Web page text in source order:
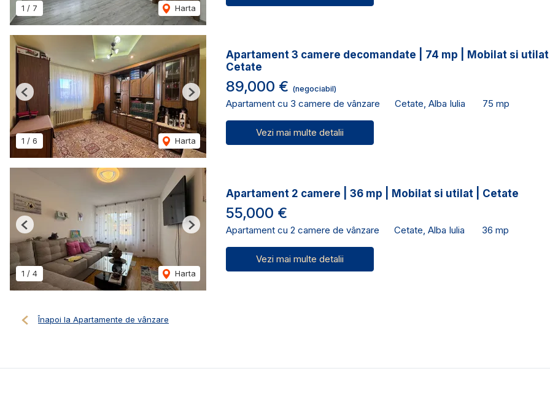
1 / 7 Harta
1 / 6 Harta
Previous Next
Apartament 3 camere decomandate | 74 mp | Mobilat si utilat |
Cetate
89,000 € (negociabil)
Apartament cu 3 camere de vânzare Cetate, Alba Iulia 75 mp
Vezi mai multe detalii
1 / 4 Harta
Previous Next
Apartament 2 camere | 36 mp | Mobilat si utilat | Cetate
55,000 €
Apartament cu 2 camere de vânzare Cetate, Alba Iulia 36 mp
Vezi mai multe detalii
Înapoi la Apartamente de vânzare